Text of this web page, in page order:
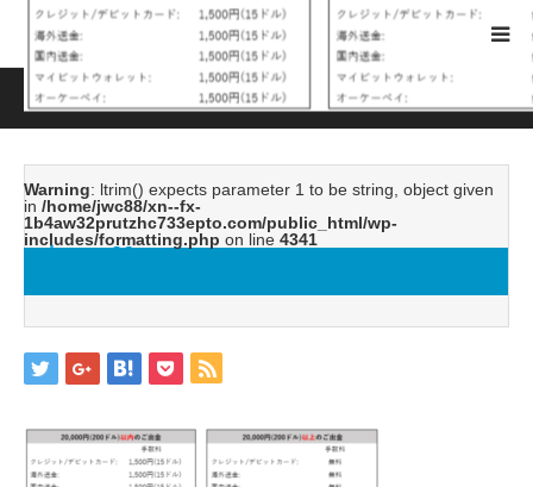
ホームブログ image26
Warning: ltrim() expects parameter 1 to be string, object given
in /home/jwc88/xn--fx-
1b4aw32prutzhc733epto.com/public_html/wp-
includes/formatting.php on line 4341
image26